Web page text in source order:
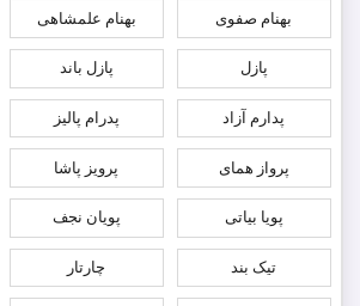
بهنام صفوی بهنام علمشاهی
پازل پازل باند
پدارم آزاد پدرام پالیز
پرواز همای پرویز پاشا
پویا بیاتی پویان نجف
تیک بند چارتار